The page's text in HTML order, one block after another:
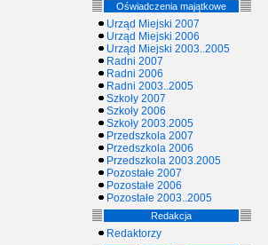
Oświadczenia majątkowe
Urząd Miejski 2007
Urząd Miejski 2006
Urząd Miejski 2003..2005
Radni 2007
Radni 2006
Radni 2003..2005
Szkoły 2007
Szkoły 2006
Szkoły 2003.2005
Przedszkola 2007
Przedszkola 2006
Przedszkola 2003.2005
Pozostałe 2007
Pozostałe 2006
Pozostałe 2003..2005
Redakcja
Redaktorzy